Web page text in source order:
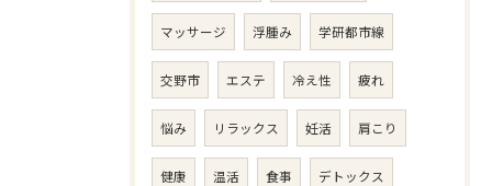
マッサージ 浮腫み 学研都市線
交野市 エステ 冷え性 疲れ
悩み リラックス 妊活 肩こり
健康 温活 食事 デトックス